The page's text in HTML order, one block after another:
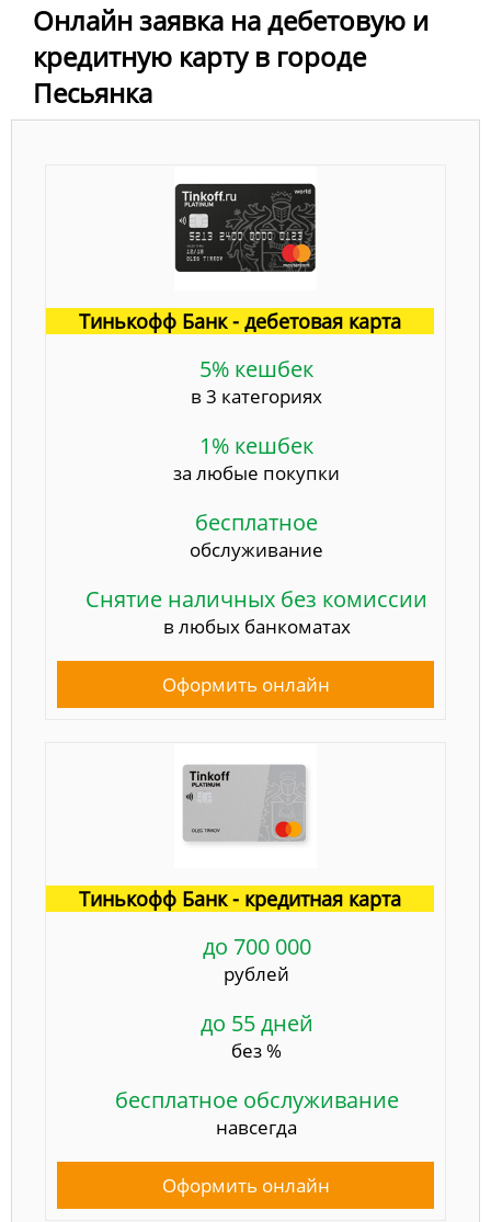
Онлайн заявка на дебетовую и
кредитную карту в городе
Песьянка
Тинькофф Банк - дебетовая карта
5% кешбек
в 3 категориях
1% кешбек
за любые покупки
бесплатное
обслуживание
Снятие наличных без комиссии
в любых банкоматах
Оформить онлайн
Тинькофф Банк - кредитная карта
до 700 000
рублей
до 55 дней
без %
бесплатное обслуживание
навсегда
Оформить онлайн